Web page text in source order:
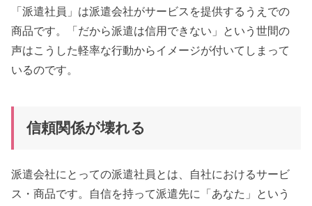
「派遣社員」は派遣会社がサービスを提供するうえでの
商品です。「だから派遣は信用できない」という世間の
声はこうした軽率な行動からイメージが付いてしまって
いるのです。
信頼関係が壊れる
派遣会社にとっての派遣社員とは、自社におけるサービ
ス・商品です。自信を持って派遣先に「あなた」という